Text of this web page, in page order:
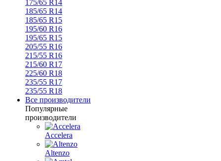
175/65 R14
185/65 R14
185/65 R15
195/60 R16
195/65 R15
205/55 R16
215/55 R16
215/60 R17
225/60 R18
235/55 R17
235/55 R18
Все производители
Популярные
производители
Accelera
Altenzo